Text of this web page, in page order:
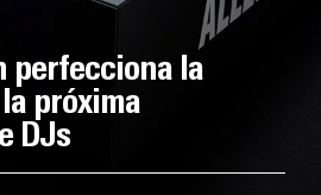
perfecciona la
próxima
DJs